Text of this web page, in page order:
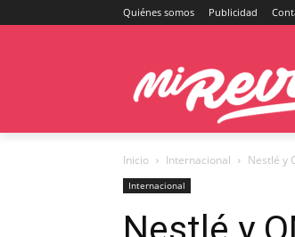
Quiénes somos Publicidad
Inicio Internacional Nestlé y
Internacional